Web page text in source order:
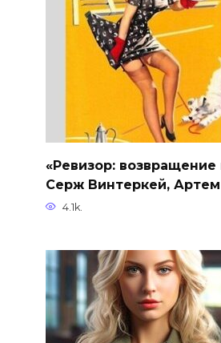
«Ревизор: возвращение
Серж Винтеркей,
4.1k.